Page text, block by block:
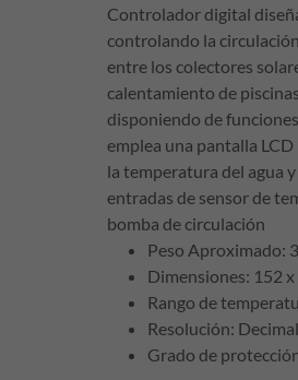
Controlador digital
controlando la
entre los colectores
calentamiento de
disponiendo de
emplea una pantalla
la temperatura del agua
entradas de sensor de
bomba de circulación
Peso Aproximado:
Dimensiones: 152 x
Rango de
Resolución:
Grado de